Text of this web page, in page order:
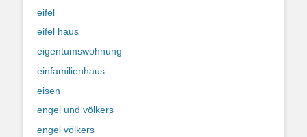
eifel
eifel haus
eigentumswohnung
einfamilienhaus
eisen
engel und völkers
engel völkers